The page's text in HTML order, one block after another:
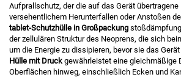
Aufprallschutz, der die auf das Gerät übertragene
versehentlichem Herunterfallen oder Anstoßen
tablet-Schutzhülle in Großpackung
der zellulären Struktur des Neoprens, die sich
um die Energie zu dissipieren, bevor sie das
Hülle mit Druck gewährleistet eine gleichmäßige
Oberflächen hinweg, einschließlich Ecken und